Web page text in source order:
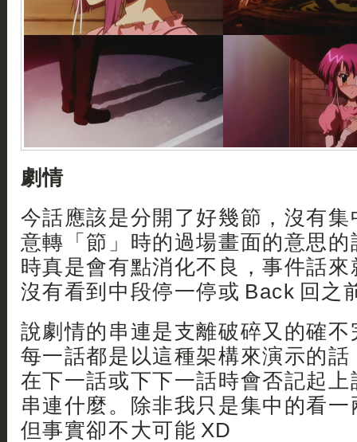
劇情
今話應該是分開了好幾節，沒有
意轉「節」時的過場畫面的意思
時真是會有點消化不良，事件話
沒有看到中段停一停或 Back 回之
說劇情的串連是支離破碎又的確
每一話都是以這種架構來演示的
在下一話或下下一話時會否記起
串連什麼。除非我只是集中的看
但事實卻不大可能 XD